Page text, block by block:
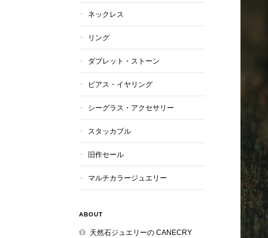
ネックレス
リング
ダブレット・ストーン
ピアス・イヤリング
シーグラス・アクセサリー
スタッカブル
旧作セール
マルチカラージュエリー
ABOUT
天然石ジュエリーの CANECRY